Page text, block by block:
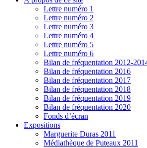
Lettre numéro 1
Lettre numéro 2
Lettre numéro 3
Lettre numéro 4
Lettre numéro 5
Lettre numéro 6
Bilan de fréquentation 2012-
Bilan de fréquentation 2016
Bilan de fréquentation 2017
Bilan de fréquentation 2018
Bilan de fréquentation 2019
Bilan de fréquentation 2020
Fonds d’écran
Expositions
Marguerite Duras 2011
Médiathèque de Puteaux 2011